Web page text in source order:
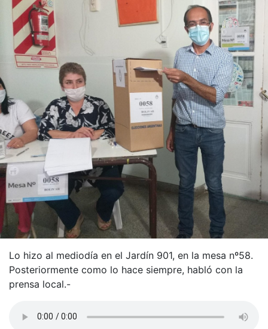
Lo hizo al mediodía en el Jardín 901, en la mesa nº58.
Posteriormente como lo hace siempre, habló con la
prensa local.-